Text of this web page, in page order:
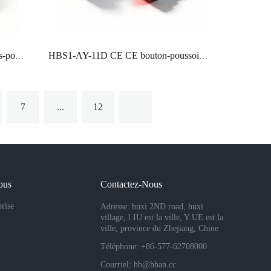
7 ... 12
Contactez-Nous
Adresse: huxi 2ND road, huxi
village, l IU est la ville, Y UE est la
ville, province du Zhejiang, Chine
Téléphone: +86-577-62708000
Courriel: hb@hban.cc